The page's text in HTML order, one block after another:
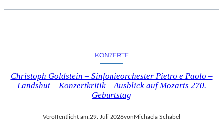
KONZERTE
Christoph Goldstein – Sinfonieorchester Pietro e Paolo –
Landshut – Konzertkritik – Ausblick auf Mozarts 270.
Geburtstag
Veröffentlicht am:29. Juli 2026von Michaela Schabel